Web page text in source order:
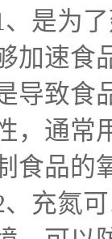
、是为
加速食
导致食
，通常
食品的
、充氮